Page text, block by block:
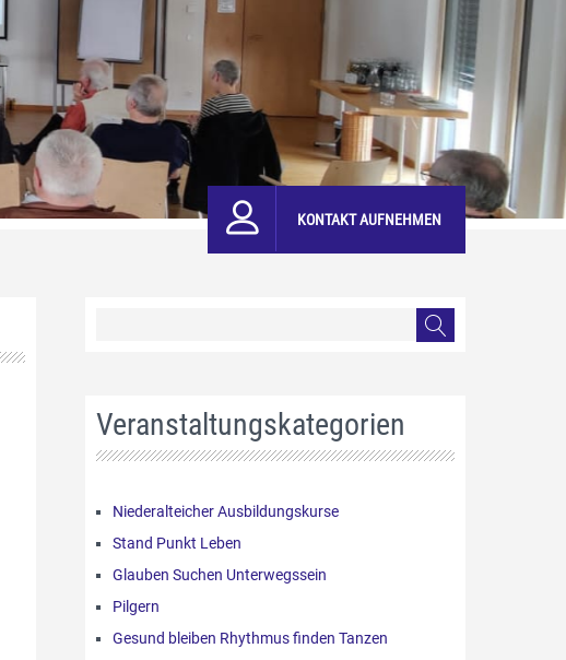
KONTAKT AUFNEHMEN
Veranstaltungskategorien
Niederalteicher Ausbildungskurse
Stand Punkt Leben
Glauben Suchen Unterwegssein
Pilgern
Gesund bleiben Rhythmus finden Tanzen